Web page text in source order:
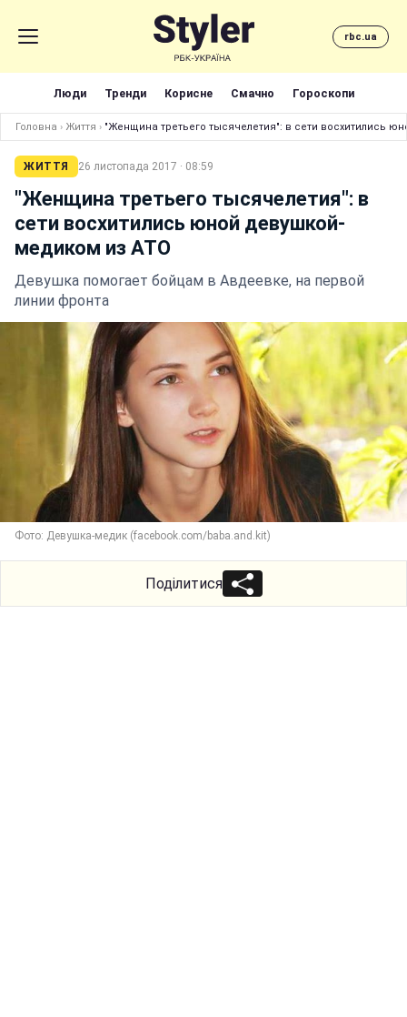
rbc.ua
Люди Тренди Корисне Смачно Гороскопи
Головна › Життя › "Женщина третьего тысячелетия": в сети восхитились
ЖИТТЯ 26 листопада 2017 · 08:59
"Женщина третьего тысячелетия": в
сети восхитились юной девушкой-
медиком из АТО
Девушка помогает бойцам в Авдеевке, на первой
линии фронта
Фото: Девушка-медик (facebook.com/baba.and.kit)
Поділитися